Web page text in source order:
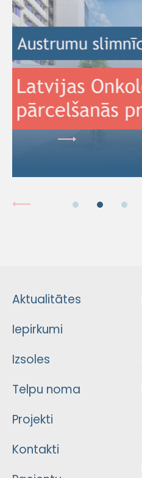
Aktualitātes
Iepirkumi
Izsoles
Telpu noma
Projekti
Kontakti